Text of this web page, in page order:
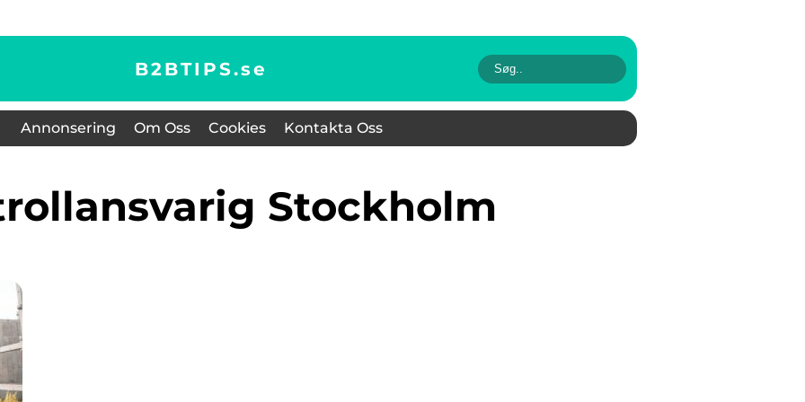
B2BTIPS.se
Annonsering Om Oss Cookies Kontakta Oss
Stockholm